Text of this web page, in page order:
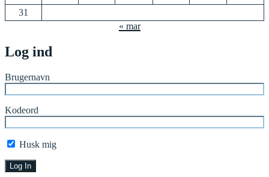
31
« mar
Log ind
Brugernavn
Kodeord
Husk mig